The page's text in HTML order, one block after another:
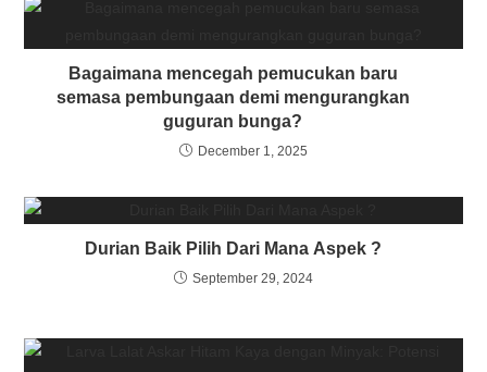
Bagaimana mencegah pemucukan baru
semasa pembungaan demi mengurangkan
guguran bunga?
December 1, 2025
Durian Baik Pilih Dari Mana Aspek ?
September 29, 2024